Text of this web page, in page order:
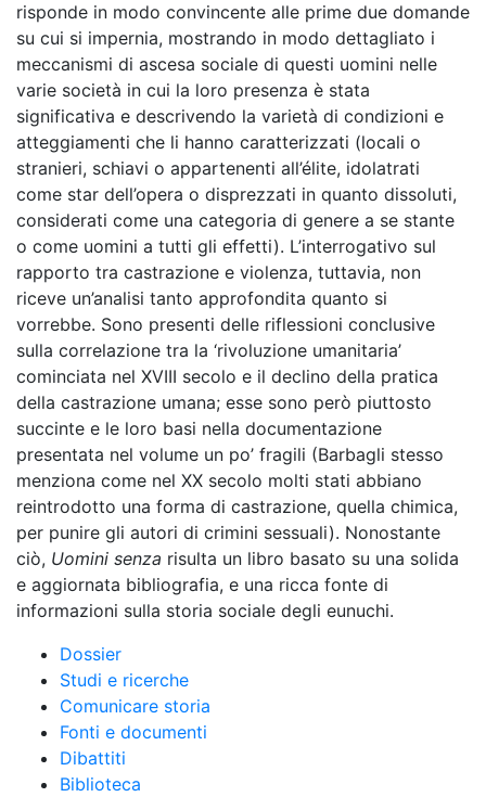
risponde in modo convincente alle prime due domande
su cui si impernia, mostrando in modo dettagliato i
meccanismi di ascesa sociale di questi uomini nelle
varie società in cui la loro presenza è stata
significativa e descrivendo la varietà di condizioni e
atteggiamenti che li hanno caratterizzati (locali o
stranieri, schiavi o appartenenti all’élite, idolatrati
come star dell’opera o disprezzati in quanto dissoluti,
considerati come una categoria di genere a se stante
o come uomini a tutti gli effetti). L’interrogativo sul
rapporto tra castrazione e violenza, tuttavia, non
riceve un’analisi tanto approfondita quanto si
vorrebbe. Sono presenti delle riflessioni conclusive
sulla correlazione tra la ‘rivoluzione umanitaria’
cominciata nel XVIII secolo e il declino della pratica
della castrazione umana; esse sono però piuttosto
succinte e le loro basi nella documentazione
presentata nel volume un po’ fragili (Barbagli stesso
menziona come nel XX secolo molti stati abbiano
reintrodotto una forma di castrazione, quella chimica,
per punire gli autori di crimini sessuali). Nonostante
ciò, Uomini senza risulta un libro basato su una solida
e aggiornata bibliografia, e una ricca fonte di
informazioni sulla storia sociale degli eunuchi.
Dossier
Studi e ricerche
Comunicare storia
Fonti e documenti
Dibattiti
Biblioteca